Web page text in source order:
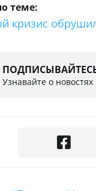
теме:
кризис
ПОДПИСЫВАЙТЕСЬ
Узнавайте о